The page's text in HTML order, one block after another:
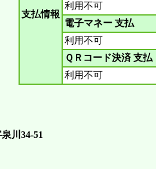
支払情報
利用不可
電子マネー 支払
利用不可
ＱＲコード決済 支払
利用不可
川34‐51